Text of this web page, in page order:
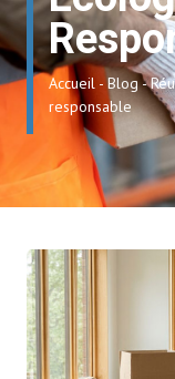
Accueil -Blog-
responsable